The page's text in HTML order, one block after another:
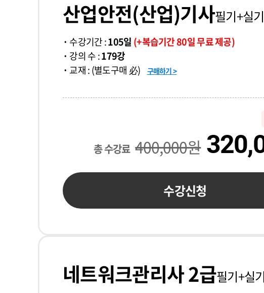
산업안전(산업)기사필기+실기
수강기간 :105일 (+복습기간 80일 무료 제공)
강의 수 :179강
교재 : (별도구매 必)
구매하기 >
총 수강료 400,000원
수강신청
네트워크관리사 2급필기+실기